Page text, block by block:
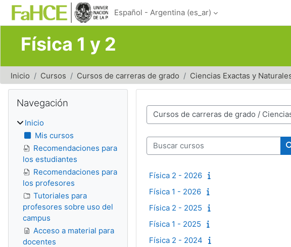
Salta al contenido principal
Español - Argentina ‎(es_ar)‎
Física 1 y 2
Inicio Cursos Cursos de carreras de grado Ciencias Exactas y
Categorías del curso
Buscar cursos
Física 2 - 2026
Física 1 - 2026
Física 2 - 2025
Física 1 - 2025
Física 2 - 2024
Bloques
Navegación
Inicio
Mis cursos
Recomendaciones para
los estudiantes
Recomendaciones para
los profesores
Tutoriales para
profesores sobre uso del
campus
Acceso a material para
docentes